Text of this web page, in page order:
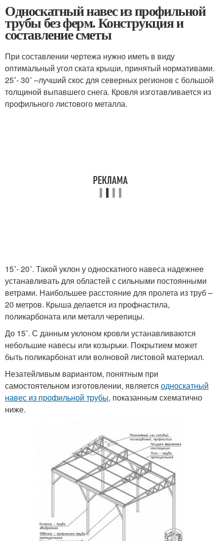
Односкатный навес из профильной
трубы без ферм. Конструкция и
составление сметы
При составлении чертежа нужно иметь в виду
оптимальный угол ската крыши, принятый нормативами.
25˚- 30˚ –лучший скос для северных регионов с большой
толщиной выпавшего снега. Кровля изготавливается из
профильного листового металла.
15˚- 20˚. Такой уклон у односкатного навеса надежнее
устанавливать для областей с сильными постоянными
ветрами. Наибольшее расстояние для пролета из труб –
20 метров. Крыша делается из профнастила,
поликарбоната или металл черепицы.
До 15˚. С данным уклоном кровли устанавливаются
небольшие навесы или козырьки. Покрытием может
быть поликарбонат или волновой листовой материал.
Незатейливым вариантом, понятным при
самостоятельном изготовлении, является односкатный
навес из профильной трубы, показанным схематично
ниже.